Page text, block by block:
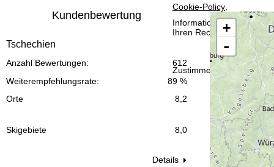
Cookie-Policy
Informationen zum
Ihren Rechten finden Sie
Zustimmen
Kundenbewertung
Tschechien
612
Anzahl Bewertungen:
89 %
Weiterempfehlungsrate:
Orte
8,2
Skigebiete 8,0
Details
t
e
+
-